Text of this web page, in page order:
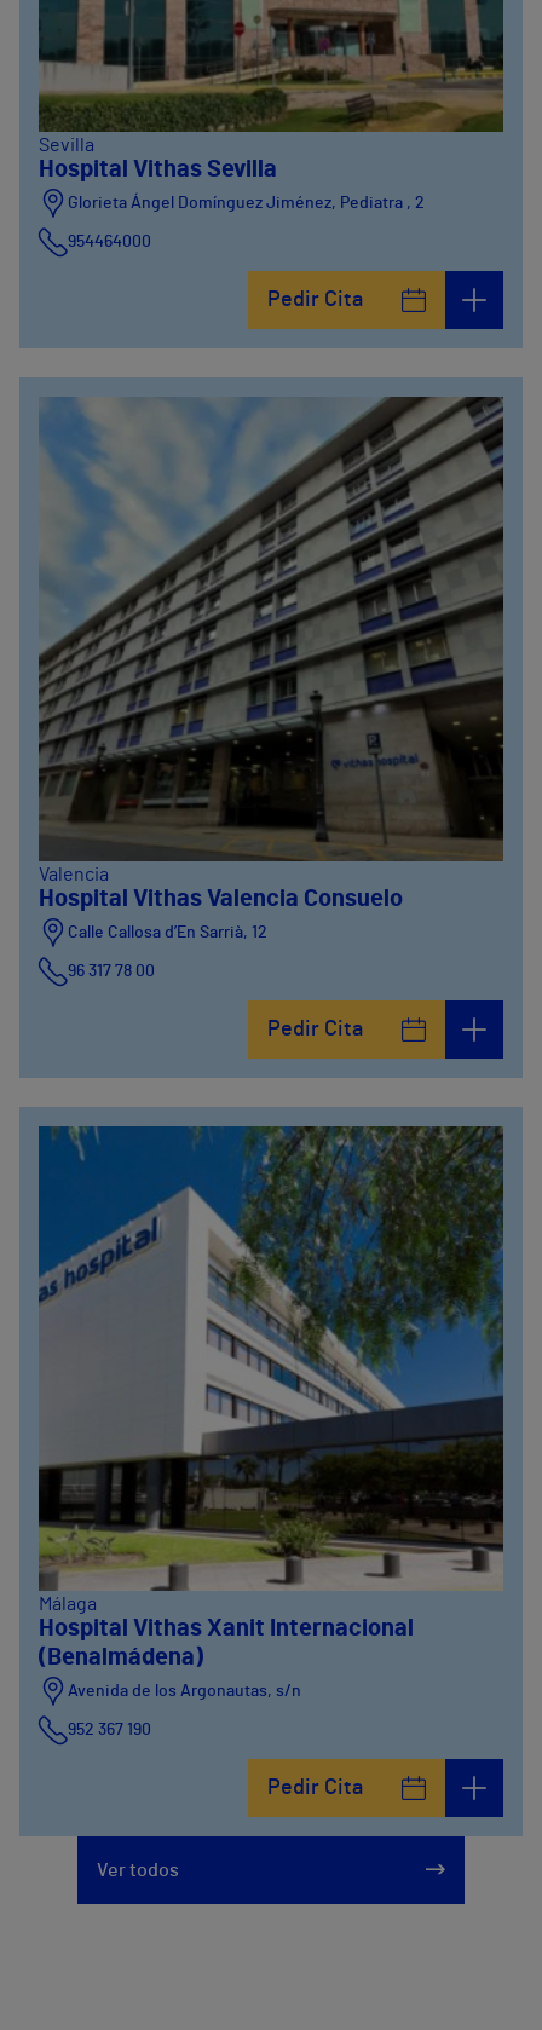
Sevilla
Hospital Vithas Sevilla
Glorieta Ángel Domínguez Jiménez, Pediatra , 2
954464000
Pedir Cita
Valencia
Hospital Vithas Valencia Consuelo
Calle Callosa d’En Sarrià, 12
96 317 78 00
Pedir Cita
Málaga
Hospital Vithas Xanit Internacional
(Benalmádena)
Avenida de los Argonautas, s/n
952 367 190
Pedir Cita
Ver todos